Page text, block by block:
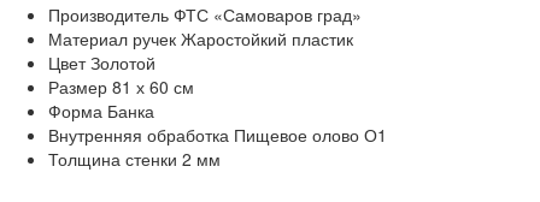
Производитель ФТС «Самоваров град»
Материал ручек Жаростойкий пластик
Цвет Золотой
Размер 81 х 60 см
Форма Банка
Внутренняя обработка Пищевое олово О1
Толщина стенки 2 мм